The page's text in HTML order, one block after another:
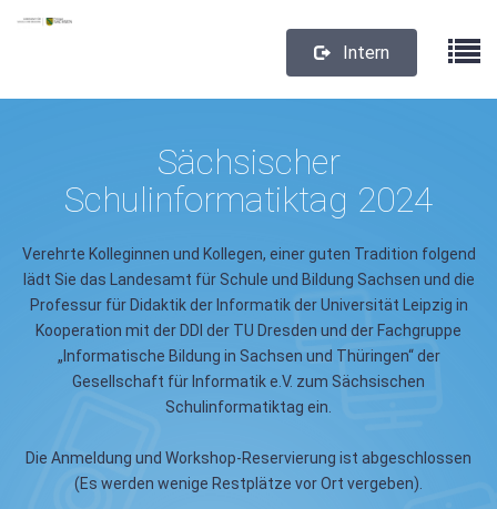
Intern
Sächsischer
Schulinformatiktag 2024
Verehrte Kolleginnen und Kollegen, einer guten Tradition folgend
lädt Sie das Landesamt für Schule und Bildung Sachsen und die
Professur für Didaktik der Informatik der Universität Leipzig in
Kooperation mit der DDI der TU Dresden und der Fachgruppe
„Informatische Bildung in Sachsen und Thüringen“ der
Gesellschaft für Informatik e.V. zum Sächsischen
Schulinformatiktag ein.
Die Anmeldung und Workshop-Reservierung ist abgeschlossen
(Es werden wenige Restplätze vor Ort vergeben).